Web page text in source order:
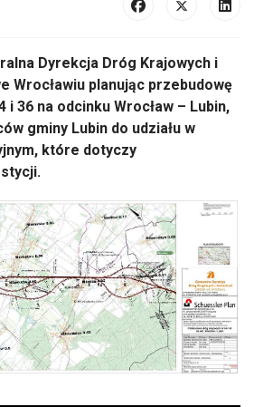
Dyrekcja Dróg Krajowych i
Wrocławiu planując przebudowę
36 na odcinku Wrocław – Lubin,
gminy Lubin do udziału w
które dotyczy